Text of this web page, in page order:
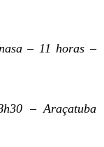
– 11 horas –
– Araçatuba